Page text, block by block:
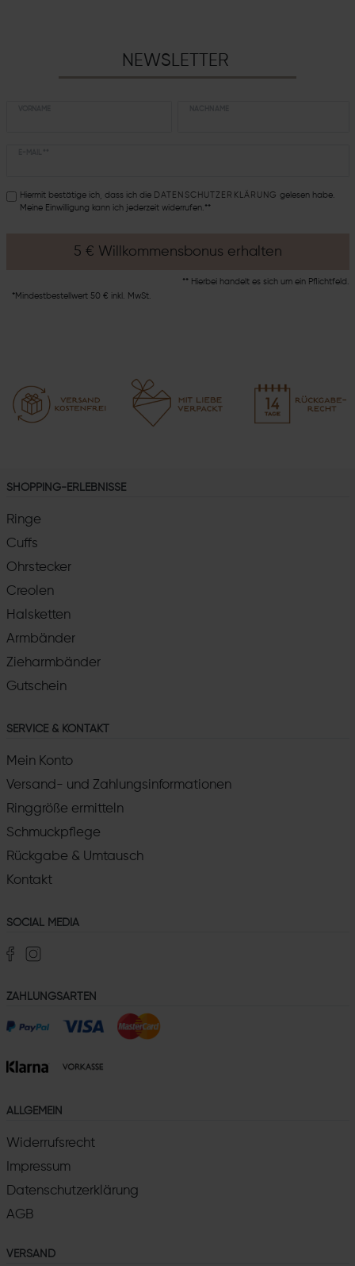
NEWSLETTER
Hiermit bestätige ich, dass ich die DATEN­SCHUTZ­ERKLÄRUNG gelesen habe.
Meine Einwilligung kann ich jederzeit widerrufen.**
5 € Willkommensbonus erhalten
** Hierbei handelt es sich um ein Pflichtfeld.
*Mindestbestellwert 50 € inkl. MwSt.
SHOPPING-ERLEBNISSE
Ringe
Cuffs
Ohrstecker
Creolen
Halsketten
Armbänder
Zieharmbänder
Gutschein
SERVICE & KONTAKT
Mein Konto
Versand- und Zahlungsinformationen
Ringgröße ermitteln
Schmuckpflege
Rückgabe & Umtausch
Kontakt
SOCIAL MEDIA
ZAHLUNGSARTEN
ALLGEMEIN
Widerrufsrecht
Impressum
Datenschutzerklärung
AGB
VERSAND